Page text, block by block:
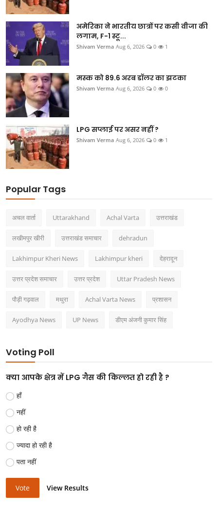
अमेरिका ने भारतीय छात्रों पर कसी वीजा की
लगाम, F-1 स्टू...
Shivam Verma Aug 6, 2026 0 1
मस्क को 89.6 अरब डॉलर का झटका
Shivam Verma Aug 6, 2026 0 0
LPG सप्लाई पर असर नहीं ?
Shivam Verma Aug 6, 2026 0 1
Popular Tags
अचल वार्ता Uttarakhand Achal Varta उत्तराखंड
लखीमपुर खीरी उत्तराखंड समाचार dehradun
Lakhimpur Kheri News Lakhimpur kheri देहरादून
उत्तर प्रदेश समाचार उत्तर प्रदेश Uttar Pradesh News
पौड़ी गढ़वाल मथुरा Achal Varta News प्रशासन
Ayodhya News UP News डीएम अंजनी कुमार सिंह
Voting Poll
क्या आपके क्षेत्र में LPG गैस की किल्लत हो रही है ?
हाँ
नहीं
हो रही है
ज्यादा हो रही है
पता नहीं
Vote View Results